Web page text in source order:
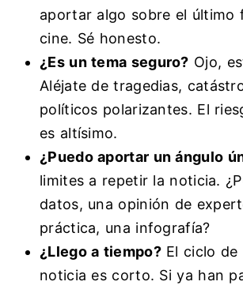
aportar algo sobre el último
cine. Sé honesto.
¿Es un tema seguro? Ojo,
Aléjate de tragedias,
políticos polarizantes. El
es altísimo.
¿Puedo aportar un ángulo
limites a repetir la noticia.
datos, una opinión de
práctica, una infografía?
¿Llego a tiempo?El ciclo de
noticia es corto. Si ya han